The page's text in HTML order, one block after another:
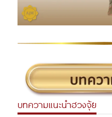
บทความแนะนำฮวงจุ้ย